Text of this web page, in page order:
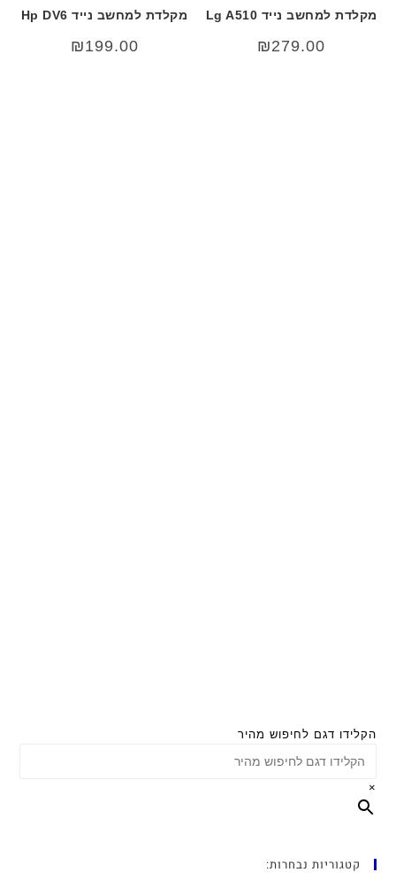
מקלדת למחשב נייד Lg A510
₪279.00
מקלדת למחשב נייד Hp DV6
₪199.00
הקלידו דגם לחיפוש מהיר
×
קטגוריות נבחרות: